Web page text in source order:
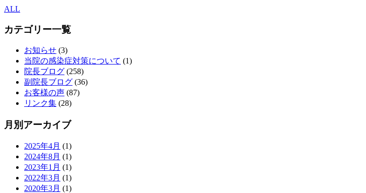
ALL
カテゴリー一覧
お知らせ (3)
当院の感染症対策について (1)
院長ブログ (258)
副院長ブログ (36)
お客様の声 (87)
リンク集 (28)
月別アーカイブ
2025年4月 (1)
2024年8月 (1)
2023年1月 (1)
2022年3月 (1)
2020年3月 (1)